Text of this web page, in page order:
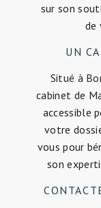
sur son
de
UN
Situé à
cabinet de
accessible
votre
vous pour
son